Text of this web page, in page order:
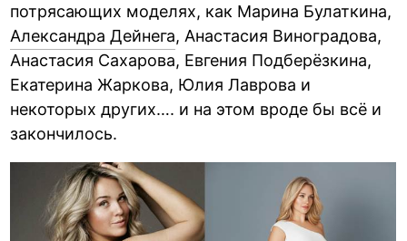
потрясающих моделях, как Марина Булаткина,
Александра Дейнега, Анастасия Виноградова,
Анастасия Сахарова, Евгения Подберёзкина,
Екатерина Жаркова, Юлия Лаврова и
некоторых других…. и на этом вроде бы всё и
закончилось.